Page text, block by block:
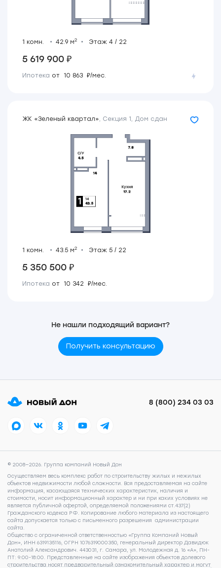
1 комн. 42.9 м2 Этаж 4 / 22
5 619 900 ₽
Ипотека от 10 863 ₽/мес.
ЖК «Зеленый квартал», Секция 1, Дом сдан
1 комн. 43.5 м2 Этаж 5 / 22
5 350 500 ₽
Ипотека от 10 342 ₽/мес.
Не нашли подходящий вариант?
Получить консультацию
8 (800) 234 03 03
© 2008—2026. Группа компаний Новый Дон
Осуществляем весь комплекс работ по строительству жилых и нежилых
объектов недвижимости любой сложности. Вся предоставляемая на сайте
информация, касающаяся технических характеристик, наличия и
стоимости, носит информационный характер и ни при каких условиях не
является публичной офертой, определяемой положениями ст.437(2)
Гражданского кодекса РФ. Копирование любого материала из настоящего
сайта допускается только с письменного разрешения администрации
сайта.
Общество с ограниченной ответственностью «Группа Компаний Новый
Дон», ИНН 6319135116, ОГРН 1076319000350, генеральный директор Давидюк
Анатолий Александрович. 443031, г. Самара, ул. Молодежная д. 16 «А», ПН-
ПТ: 9:00-18:00. Представленные на сайте изображения объектов долевого
строительства носят предварительный ознакомительный характер и могут